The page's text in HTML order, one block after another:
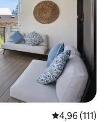
Gemiddelde
4,96 (111)